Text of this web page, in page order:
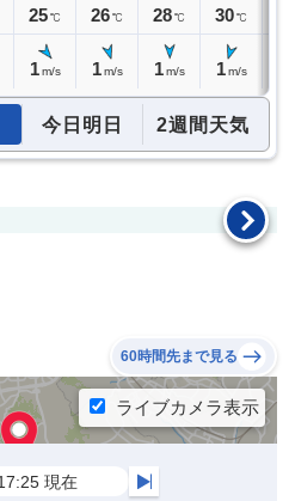
25℃
1 m/s
26℃
1 m/s
28℃
1 m/s
30℃
1 m/s
今日明日 2週間天気
60時間先まで見る